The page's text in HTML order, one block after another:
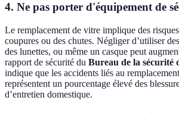
4. Ne pas porter d'équipement de
Le remplacement de vitre implique des
coupures ou des chutes. Négliger d’utiliser
des lunettes, ou même un casque peut
rapport de sécurité du Bureau de la sécurité
indique que les accidents liés au
représentent un pourcentage élevé des
d’entretien domestique.